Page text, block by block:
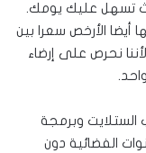
تسهل عليك يومك.
أيضا الأرخص سعرا بين
نحرص على إرضاء
وبرمجة
الفضائية دون